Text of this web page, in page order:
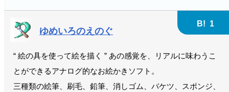
ゆめいろのえのぐ
B! 1
“ 絵の具を使って絵を描く ” あの感覚を、リアルに味わうこ
とができるアナログ的なお絵かきソフト。
三種類の絵筆、刷毛、鉛筆、消しゴム、バケツ、スポンジ、